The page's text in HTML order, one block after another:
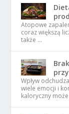
Atopowe
coraz większą
także …
Wpływ
wiele emocji i
kaloryczny